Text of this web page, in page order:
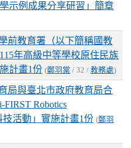
示例成果分享研習」簡章
前教育署（以下簡稱國教
年高級中等學校原住民族
計畫1份 (鄭羽棠 / 32 / 教務處)
局與臺北市政府教育局合
Robotics
技活動」實施計畫1份 (鄭羽